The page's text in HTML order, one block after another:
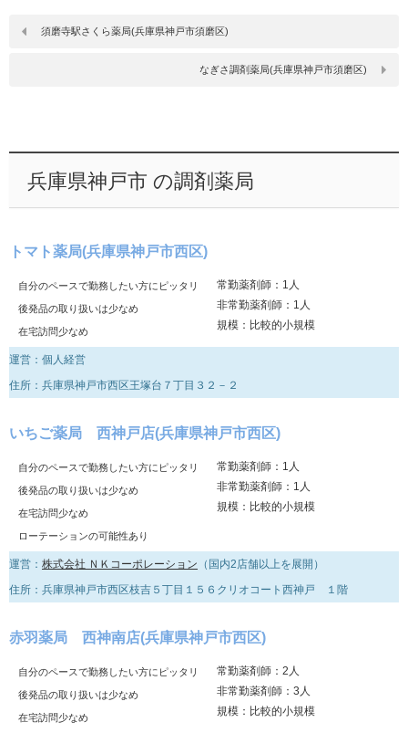
須磨寺駅さくら薬局(兵庫県神戸市須磨区)
なぎさ調剤薬局(兵庫県神戸市須磨区)
兵庫県神戸市 の調剤薬局
トマト薬局(兵庫県神戸市西区)
自分のペースで勤務したい方にピッタリ
後発品の取り扱いは少なめ
在宅訪問少なめ
常勤薬剤師：1人
非常勤薬剤師：1人
規模：比較的小規模
運営：個人経営
住所：兵庫県神戸市西区王塚台７丁目３２－２
いちご薬局 西神戸店(兵庫県神戸市西区)
自分のペースで勤務したい方にピッタリ
後発品の取り扱いは少なめ
在宅訪問少なめ
ローテーションの可能性あり
常勤薬剤師：1人
非常勤薬剤師：1人
規模：比較的小規模
運営： 株式会社 ＮＫコーポレーション （国内2店舗以上を展開）
住所：兵庫県神戸市西区枝吉５丁目１５６クリオコート西神戸 １階
赤羽薬局 西神南店(兵庫県神戸市西区)
自分のペースで勤務したい方にピッタリ
後発品の取り扱いは少なめ
在宅訪問少なめ
常勤薬剤師：2人
非常勤薬剤師：3人
規模：比較的小規模